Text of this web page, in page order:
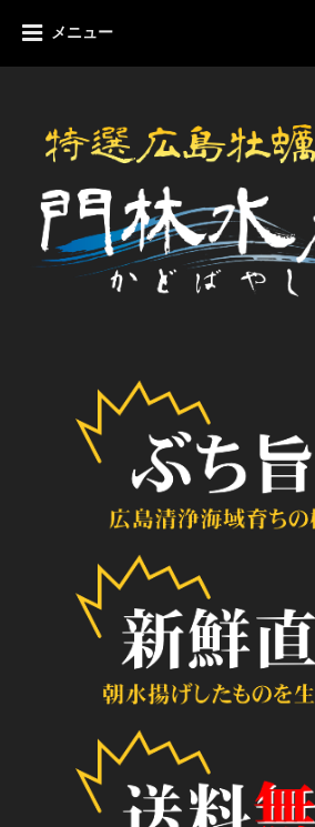
メニュー